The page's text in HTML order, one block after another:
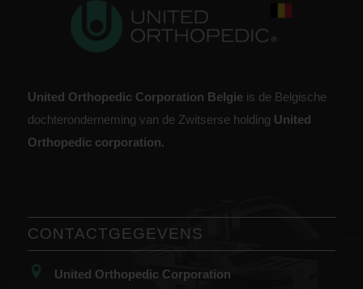
United Orthopedic Corporation Belgie is de Belgische
dochteronderneming van de Zwitserse holding United
Orthopedic corporation.
CONTACTGEGEVENS
United Orthopedic Corporation